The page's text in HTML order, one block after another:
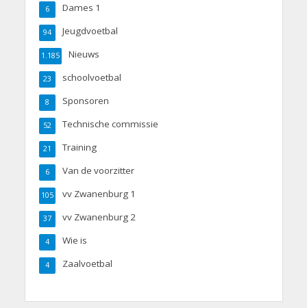
Dames 1
6
Jeugdvoetbal
94
Nieuws
1.185
schoolvoetbal
23
Sponsoren
8
Technische commissie
52
Training
21
Van de voorzitter
6
vv Zwanenburg 1
105
vv Zwanenburg 2
37
Wie is
4
Zaalvoetbal
4